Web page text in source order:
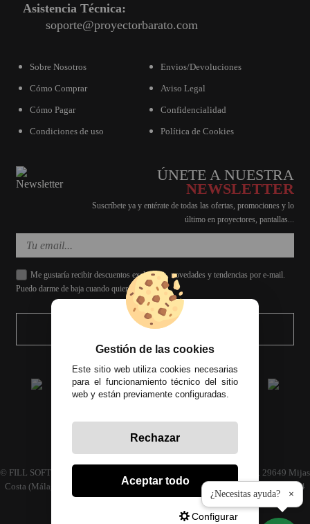
Asistencia Técnica:
soporte@proyectorbarato.com
Sobre Nosotros
Cómo Comprar
Cómo Pagar
Condiciones de uso
Envios/Devoluciones
Aviso Legal
Confidencialidad
Política de Cookies
ÚNETE A NUESTRA
NEWSLETTER
Suscríbete ya y entérate de todas las ofertas, promociones y lo
último en proyectores, pantallas...
Me gustaría recibir descuentos exclusivos, novedades y tendencias por e-mail.
Puedo darme de baja cuando quiera.
ENVIAR
© FILL SOFT S.L., CIF: B93024339 C/ Archidona naves 30 y 32, C.P. 29649 Mijas
Costa (Málaga) | Empresa inscrita en el registro mercantil tomo 4686 Libro 3594
folio 110
¿Necesitas ayuda? ×
Gestión de las cookies
Este sitio web utiliza cookies necesarias
para el funcionamiento técnico del sitio
web y están previamente configuradas.
Rechazar
Aceptar todo
Configurar